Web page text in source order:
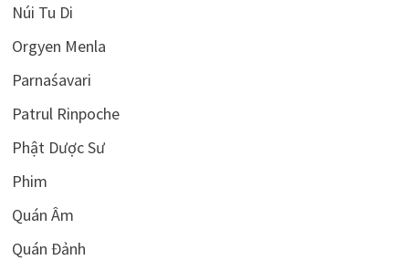
Núi Tu Di
Orgyen Menla
Parnaśavari
Patrul Rinpoche
Phật Dược Sư
Phim
Quán Âm
Quán Đảnh